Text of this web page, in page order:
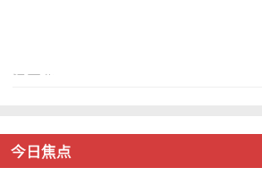
温哥华 2026-08-08
今日焦点